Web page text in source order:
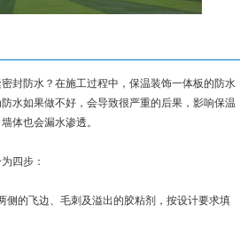
封防水？在施工过程中，保温装饰一体板的防水
水如果做不好，会导致很严重的后果，影响保温
体也会漏水渗透。
四步：
侧的飞边、毛刺及溢出的胶粘剂，按设计要求填